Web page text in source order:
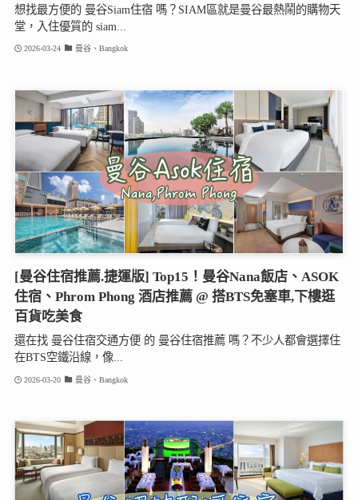
想找最方便的 曼谷Siam住宿 嗎？SIAM區就是曼谷最熱鬧的購物天
堂，入住優質的 siam...
2026-03-24 曼谷、Bangkok
[曼谷住宿推薦.捷運版] Top15！曼谷Nana飯店、ASOK
住宿、Phrom Phong 酒店推薦 @ 搭BTS免塞車,下樓逛
百貨吃美食
還在找 曼谷住宿交通方便 的 曼谷住宿推薦 嗎？不少人都會選擇住
在BTS空鐵沿線，像...
2026-03-20 曼谷、Bangkok